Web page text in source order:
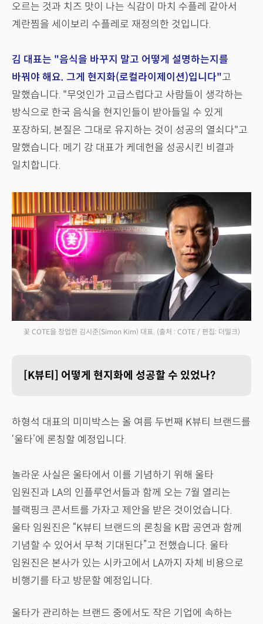
오르는 것과 치즈 맛이 나는 식감이 마치 수플레 같아서
계란찜을 세이보리 수플레로 재정의한 것입니다.
김 대표는 "음식을 바꾸지 말고 어떻게 설명하는지를
바꿔야 해요. 그게 현지화(로컬라이제이션)입니다"고
말했습니다. "무엇인가 고급스럽다고 사람들이 생각하는
방식으로 한국 음식을 현지인들이 받아들일 수 있게
포장하되, 본질은 그대로 유지하는 것이 성공의 열쇠다"고
말했습니다. 메기 강 대표가 케데헌을 성공시킨 비결과
일치합니다.
꽃 COTE을 창업한 김시준(Simon Kim) 대표. (출처 : COTE / 편집: 더밀크)
[K뷰티] 어떻게 현지화에 성공할 수 있었나?
하형석 대표의 미미박스는 올 여름 두번째 K뷰티 브랜드를
‘울타’에 론칭할 예정입니다.
놀라운 사실은 울타에서 이를 기념하기 위해 울타
임원진과 LA의 인플루언서들과 함께 오는 7월 열리는
블랙핑크 콘서트를 가자고 제안을 받은 것이었습니다.
울타 임원진은 “K뷰티 브랜드의 론칭을 K팝 공연과 함께
기념할 수 있어서 무척 기대된다”고 전했습니다. 울타
임원진은 본사가 있는 시카고에서 LA까지 자체 비용으로
비행기를 타고 방문할 예정입니다.
울타가 관리하는 브랜드 중에서도 작은 기업에 속하는